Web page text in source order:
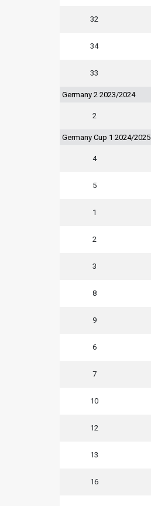
32
34
33
Germany 2 2023/2024
2
Germany Cup 1 2024/2025
4
5
1
2
3
8
9
6
7
10
12
13
16